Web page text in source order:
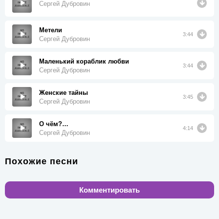
Сергей Дубровин
Метели
Сергей Дубровин
3:44
Маленький кораблик любви
Сергей Дубровин
3:44
Женские тайны
Сергей Дубровин
3:45
О чём?…
Сергей Дубровин
4:14
Похожие песни
Комментировать